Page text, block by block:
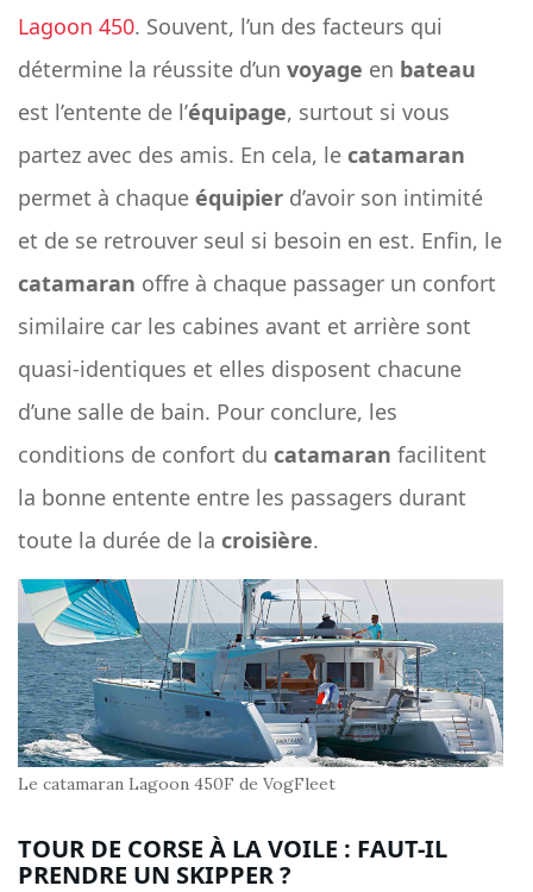
Lagoon 450. Souvent, l’un des facteurs qui
détermine la réussite d’un voyage en bateau
est l’entente de l’équipage, surtout si vous
partez avec des amis. En cela, le catamaran
permet à chaque équipier d’avoir son intimité
et de se retrouver seul si besoin en est. Enfin, le
catamaran offre à chaque passager un confort
similaire car les cabines avant et arrière sont
quasi-identiques et elles disposent chacune
d’une salle de bain. Pour conclure, les
conditions de confort du catamaran facilitent
la bonne entente entre les passagers durant
toute la durée de la croisière.
Le catamaran Lagoon 450F de VogFleet
TOUR DE CORSE À LA VOILE : FAUT-IL
PRENDRE UN SKIPPER ?